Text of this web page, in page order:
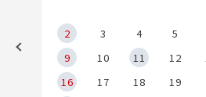
2
3 4 5
9
10 11 12
16
17 18 19